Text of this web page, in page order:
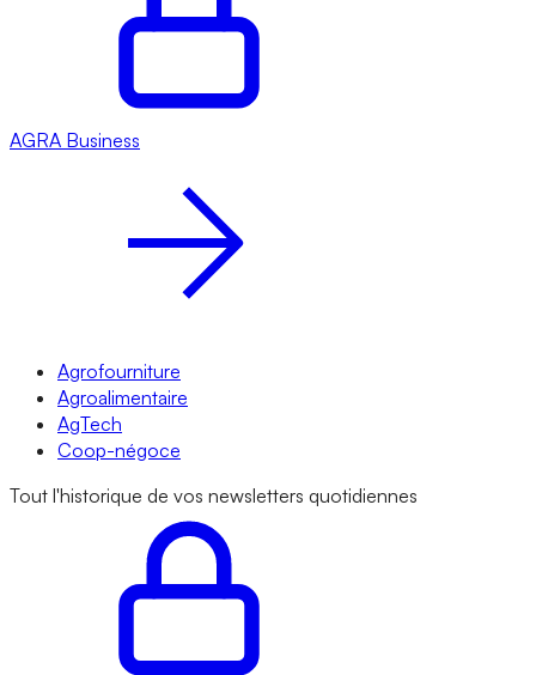
AGRA Business
Agrofourniture
Agroalimentaire
AgTech
Coop-négoce
Tout l'historique de vos newsletters quotidiennes